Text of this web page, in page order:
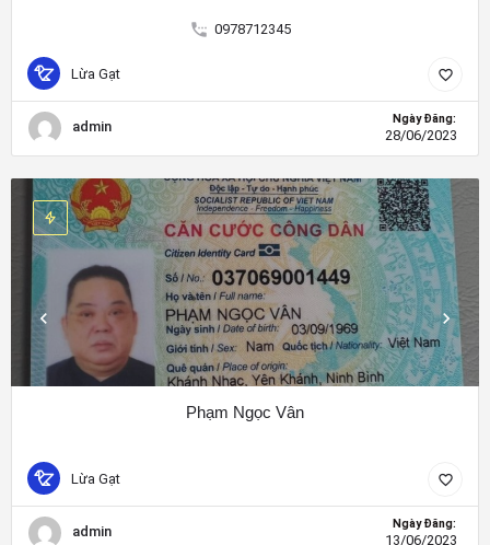
0978712345
Lừa Gạt
admin Ngày Đăng:
28/06/2023
Phạm Ngọc Vân
Lừa Gạt
admin Ngày Đăng:
13/06/2023